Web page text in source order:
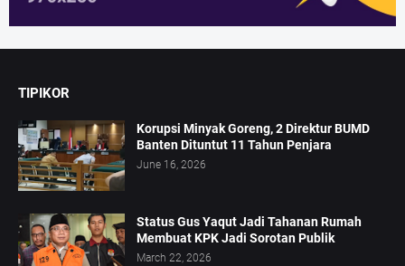
TIPIKOR
Korupsi Minyak Goreng, 2 Direktur BUMD
Banten Dituntut 11 Tahun Penjara
June 16, 2026
Status Gus Yaqut Jadi Tahanan Rumah
Membuat KPK Jadi Sorotan Publik
March 22, 2026